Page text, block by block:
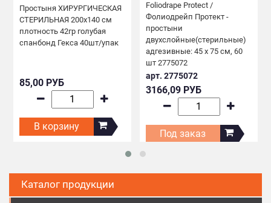
Каталог продукции
Простыня ХИРУРГИЧЕСКАЯ
СТЕРИЛЬНАЯ 200х140 см
плотность 42гр голубая
спанбонд Гекса 40шт/упак
85,00 РУБ
В корзину
Foliodrape Protect /
Фолиодрейп Протект -
простыни
двухслойные(стерильные)
адгезивные: 45 х 75 см, 60
шт 2775072
арт. 2775072
3166,09 РУБ
Под заказ